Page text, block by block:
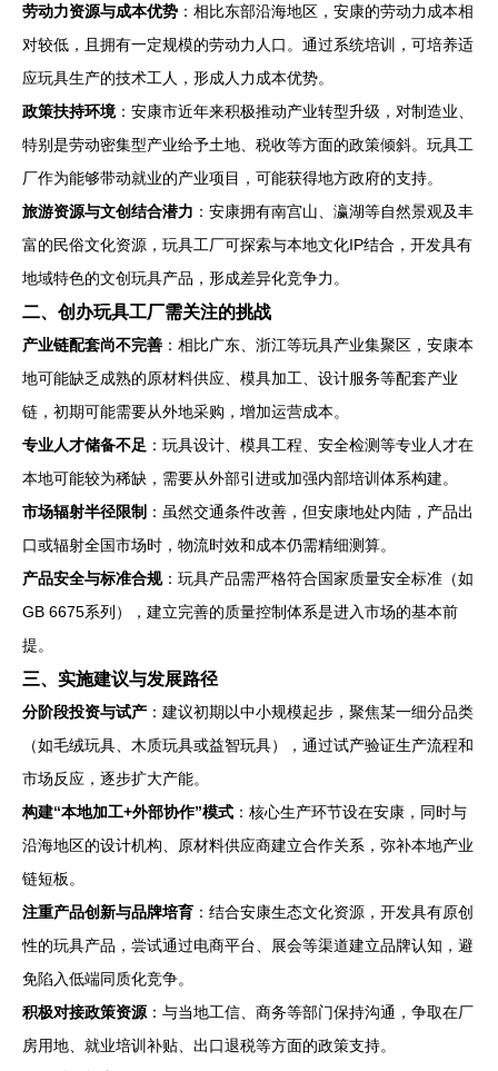
劳动力资源与成本优势 ：相比东部沿海地区，安康的劳动力成本相
对较低，且拥有一定规模的劳动力人口。通过系统培训，可培养适
应玩具生产的技术工人，形成人力成本优势。
政策扶持环境：安康市近年来积极推动产业转型升级，对制造业、
特别是劳动密集型产业给予土地、税收等方面的政策倾斜。玩具工
厂作为能够带动就业的产业项目，可能获得地方政府的支持。
旅游资源与文创结合潜力 ：安康拥有南宫山、瀛湖等自然景观及丰
富的民俗文化资源，玩具工厂可探索与本地文化IP结合，开发具有
地域特色的文创玩具产品，形成差异化竞争力。
二、创办玩具工厂需关注的挑战
产业链配套尚不完善 ：相比广东、浙江等玩具产业集聚区，安康本
地可能缺乏成熟的原材料供应、模具加工、设计服务等配套产业
链，初期可能需要从外地采购，增加运营成本。
专业人才储备不足 ：玩具设计、模具工程、安全检测等专业人才在
本地可能较为稀缺，需要从外部引进或加强内部培训体系构建。
市场辐射半径限制 ：虽然交通条件改善，但安康地处内陆，产品出
口或辐射全国市场时，物流时效和成本仍需精细测算。
产品安全与标准合规：玩具产品需严格符合国家质量安全标准（如
GB 6675系列），建立完善的质量控制体系是进入市场的基本前
提。
三、实施建议与发展路径
分阶段投资与试产 ：建议初期以中小规模起步，聚焦某一细分品类
（如毛绒玩具、木质玩具或益智玩具），通过试产验证生产流程和
市场反应，逐步扩大产能。
构建“本地加工+外部协作”模式 ：核心生产环节设在安康，同时与
沿海地区的设计机构、原材料供应商建立合作关系，弥补本地产业
链短板。
注重产品创新与品牌培育 ：结合安康生态文化资源，开发具有原创
性的玩具产品，尝试通过电商平台、展会等渠道建立品牌认知，避
免陷入低端同质化竞争。
积极对接政策资源 ：与当地工信、商务等部门保持沟通，争取在厂
房用地、就业培训补贴、出口退税等方面的政策支持。